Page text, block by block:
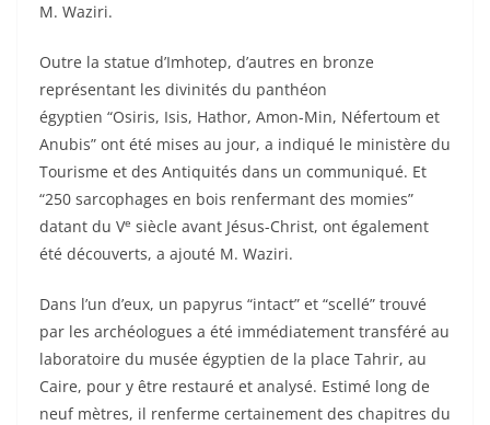
M. Waziri.
Outre la statue d’Imhotep, d’autres en bronze
représentant les divinités du panthéon
égyptien “Osiris, Isis, Hathor, Amon-Min, Néfertoum et
Anubis” ont été mises au jour, a indiqué le ministère du
Tourisme et des Antiquités dans un communiqué. Et
“250 sarcophages en bois renfermant des momies”
datant du Ve siècle avant Jésus-Christ, ont également
été découverts, a ajouté M. Waziri.
Dans l’un d’eux, un papyrus “intact” et “scellé” trouvé
par les archéologues a été immédiatement transféré au
laboratoire du musée égyptien de la place Tahrir, au
Caire, pour y être restauré et analysé. Estimé long de
neuf mètres, il renferme certainement des chapitres du